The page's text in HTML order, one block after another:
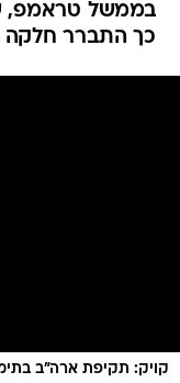
בממשל טראמפ,
כך התברר חלקה
קויק: תקיפת ארה"ב